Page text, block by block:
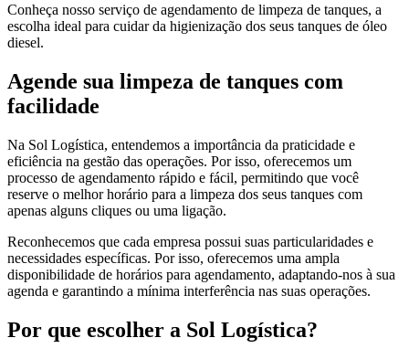
Conheça nosso serviço de agendamento de limpeza de tanques, a
escolha ideal para cuidar da higienização dos seus tanques de óleo
diesel.
Agende sua limpeza de tanques com
facilidade
Na Sol Logística, entendemos a importância da praticidade e
eficiência na gestão das operações. Por isso, oferecemos um
processo de agendamento rápido e fácil, permitindo que você
reserve o melhor horário para a limpeza dos seus tanques com
apenas alguns cliques ou uma ligação.
Reconhecemos que cada empresa possui suas particularidades e
necessidades específicas. Por isso, oferecemos uma ampla
disponibilidade de horários para agendamento, adaptando-nos à sua
agenda e garantindo a mínima interferência nas suas operações.
Por que escolher a Sol Logística?